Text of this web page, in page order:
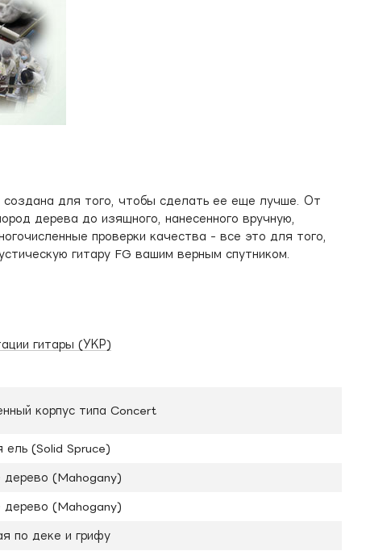
создана для того, чтобы сделать ее еще лучше. От
дерева до изящного, нанесенного вручную,
проверки качества - все это для того,
гитару FG вашим верным спутником.
гитары (УКР)
корпус типа Concert
ель (Solid Spruce)
дерево (Mahogany)
дерево (Mahogany)
по деке и грифу